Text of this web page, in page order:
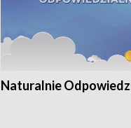
Naturalnie